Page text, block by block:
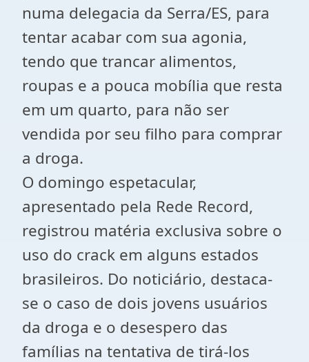
numa delegacia da Serra/ES, para
tentar acabar com sua agonia,
tendo que trancar alimentos,
roupas e a pouca mobília que resta
em um quarto, para não ser
vendida por seu filho para comprar
a droga.
O domingo espetacular,
apresentado pela Rede Record,
registrou matéria exclusiva sobre o
uso do crack em alguns estados
brasileiros. Do noticiário, destaca-
se o caso de dois jovens usuários
da droga e o desespero das
famílias na tentativa de tirá-los